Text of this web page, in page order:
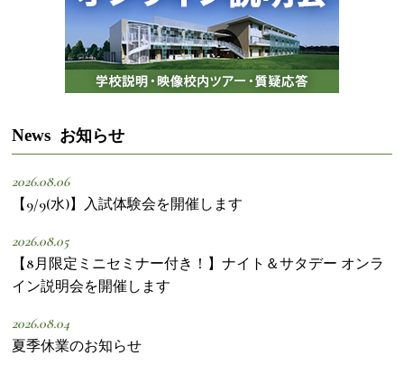
News お知らせ
2026.08.06
【9/9(水)】入試体験会を開催します
2026.08.05
【8月限定ミニセミナー付き！】ナイト＆サタデー オンラ
イン説明会を開催します
2026.08.04
夏季休業のお知らせ